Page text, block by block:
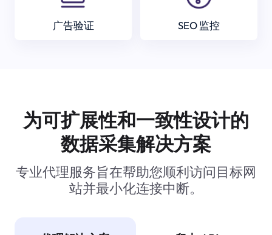
广告验证 SEO 监控
为可扩展性和一致性设计的
数据采集解决方案
专业代理服务旨在帮助您顺利访问目标网
站并最小化连接中断。